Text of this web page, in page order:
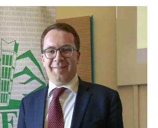
9 AGOSTO 2026